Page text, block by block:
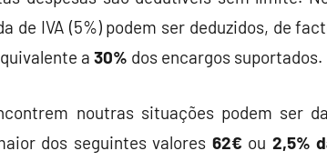
de IVA (5%) podem ser deduzidos, de
a 30% dos encargos suportados.
noutras situações podem ser
dos seguintes valores 62€ ou 2,5%